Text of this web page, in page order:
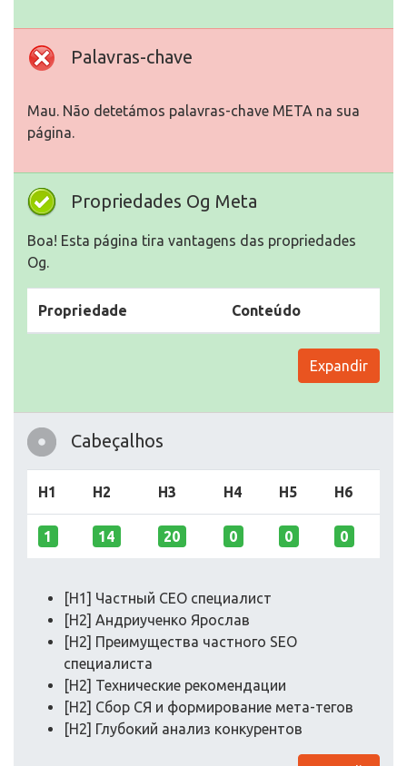
Palavras-chave
Mau. Não detetámos palavras-chave META na sua
página.
Propriedades Og Meta
Boa! Esta página tira vantagens das propriedades
Og.
Propriedade Conteúdo
Expandir
Cabeçalhos
H1 H2 H3 H4 H5 H6
1 14 20 0 0 0
[H1] Частный СЕО специалист
[H2] Андриученко Ярослав
[H2] Преимущества частного SEO
специалиста
[H2] Технические рекомендации
[H2] Сбор СЯ и формирование мета-тегов
[H2] Глубокий анализ конкурентов